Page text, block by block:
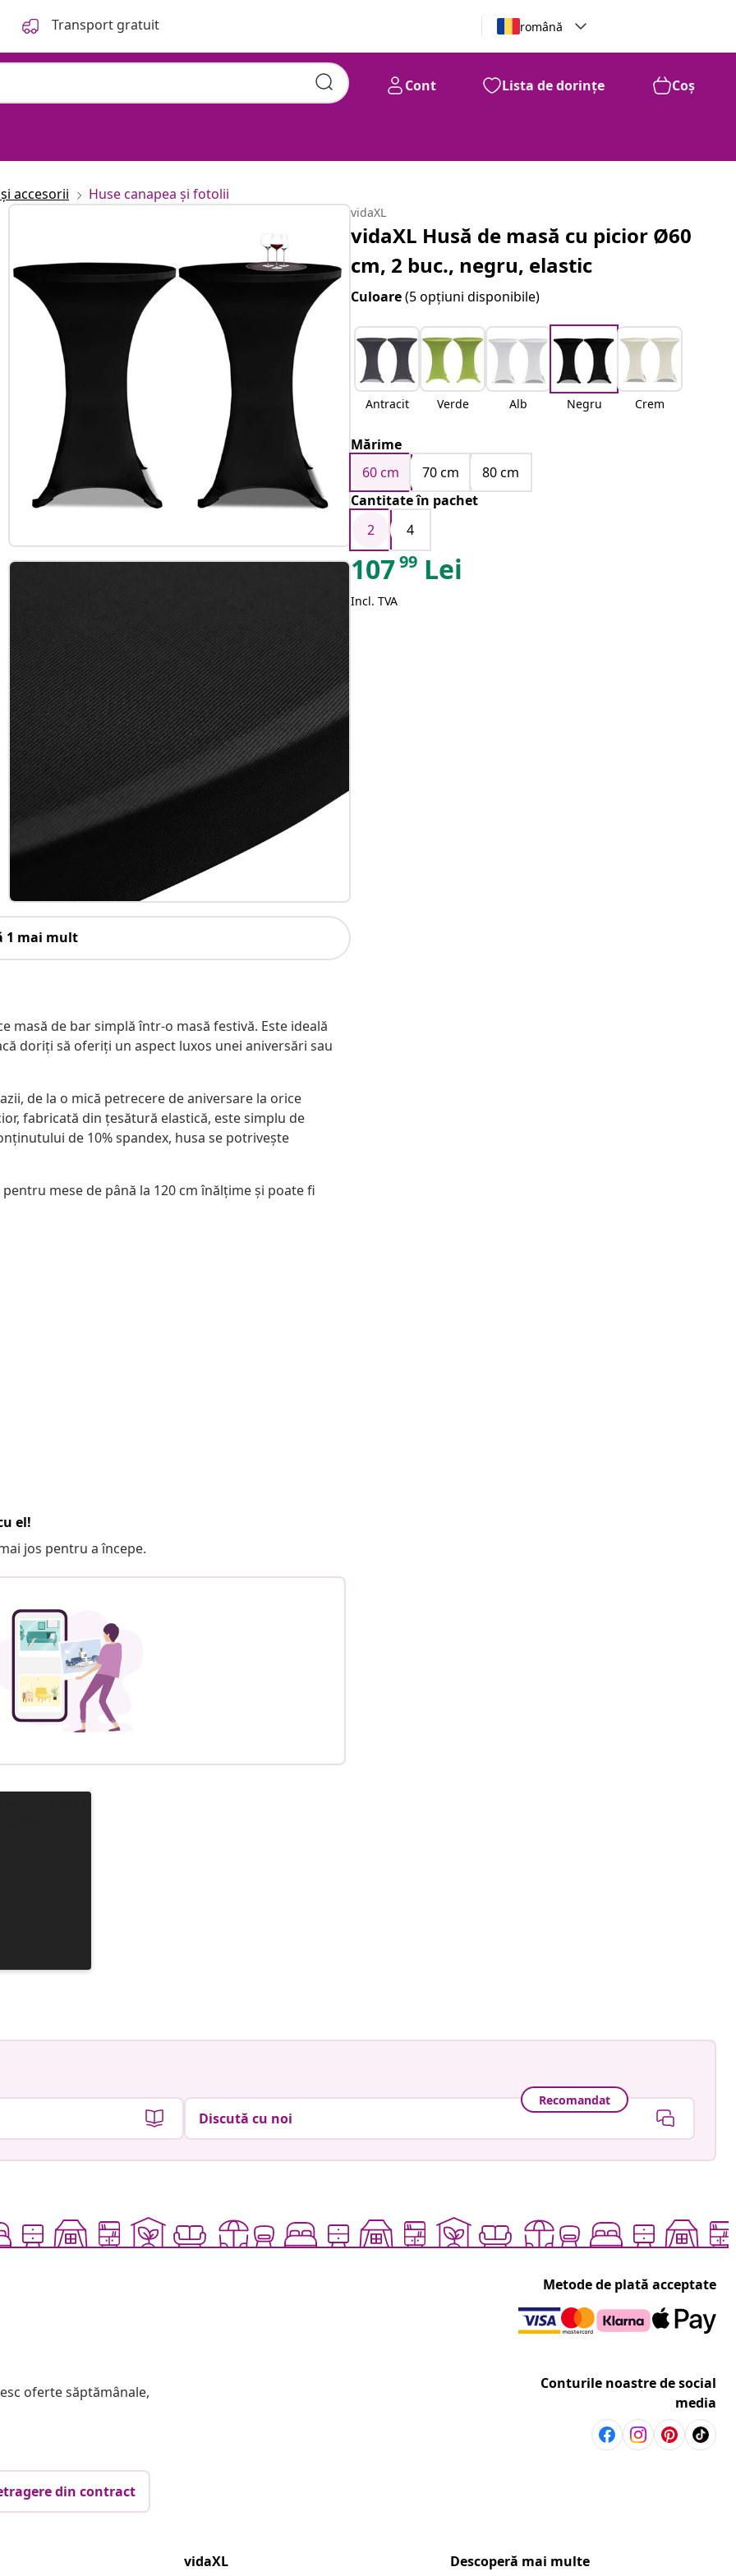
Transport gratuit română
Cont Lista de dorințe Coș
accesorii Huse canapea și fotolii
1 mai mult
masă de bar simplă într-o masă festivă. Este ideală
doriți să oferiți un aspect luxos unei aniversări sau
de la o mică petrecere de aniversare la orice
fabricată din țesătură elastică, este simplu de
de 10% spandex, husa se potrivește
mese de până la 120 cm înălțime și poate fi
el!
jos pentru a începe.
vidaXL
vidaXL Husă de masă cu picior Ø60
cm, 2 buc., negru, elastic
Culoare(5 opțiuni disponibile)
Antracit Verde Alb Negru Crem
Mărime
60 cm
70 cm
80 cm
Cantitate în pachet
2
4
10799 Lei
Incl. TVA
Recomandat
Discută cu noi
Metode de plată acceptate
oferte săptămânale,
Conturile noastre de social
media
din contract
vidaXL Descoperă mai multe